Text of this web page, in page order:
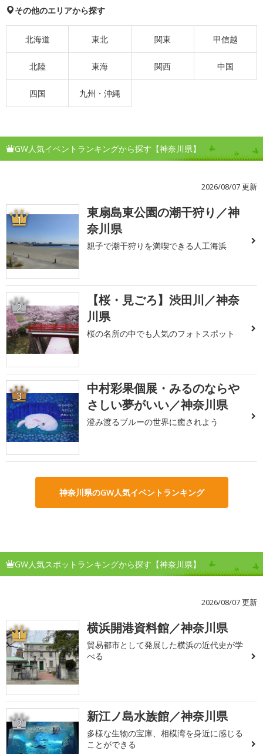
その他のエリアから探す
北海道 東北 関東 甲信越
北陸 東海 関西 中国
四国 九州・沖縄
GW人気イベントランキングから探す【神奈川県】
2026/08/07 更新
1
東扇島東公園の潮干狩り／神
奈川県
親子で潮干狩りを満喫できる人工海浜
2
【桜・見ごろ】渋田川／神奈
川県
桜の名所の中でも人気のフォトスポット
3
中村彩果個展・みるのならや
さしい夢がいい／神奈川県
澄み渡るブルーの世界に癒されよう
神奈川県のGW人気イベントランキング
GW人気スポットランキングから探す【神奈川県】
2026/08/07 更新
1 横浜開港資料館／神奈川県
貿易都市として発展した横浜の近代史が学
べる
2 新江ノ島水族館／神奈川県
多様な生物の宝庫、相模湾を身近に感じる
ことができる